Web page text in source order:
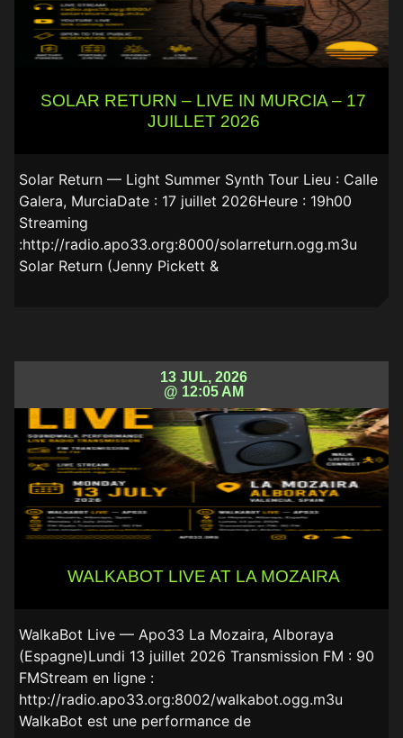
SOLAR RETURN – LIVE IN MURCIA – 17
JUILLET 2026
Solar Return — Light Summer Synth Tour Lieu : Calle
Galera, MurciaDate : 17 juillet 2026Heure : 19h00
Streaming
:http://radio.apo33.org:8000/solarreturn.ogg.m3u
Solar Return (Jenny Pickett &
13 JUL, 2026
@ 12:05 AM
WALKABOT LIVE AT LA MOZAIRA
WalkaBot Live — Apo33 La Mozaira, Alboraya
(Espagne)Lundi 13 juillet 2026 Transmission FM : 90
FMStream en ligne :
http://radio.apo33.org:8002/walkabot.ogg.m3u
WalkaBot est une performance de